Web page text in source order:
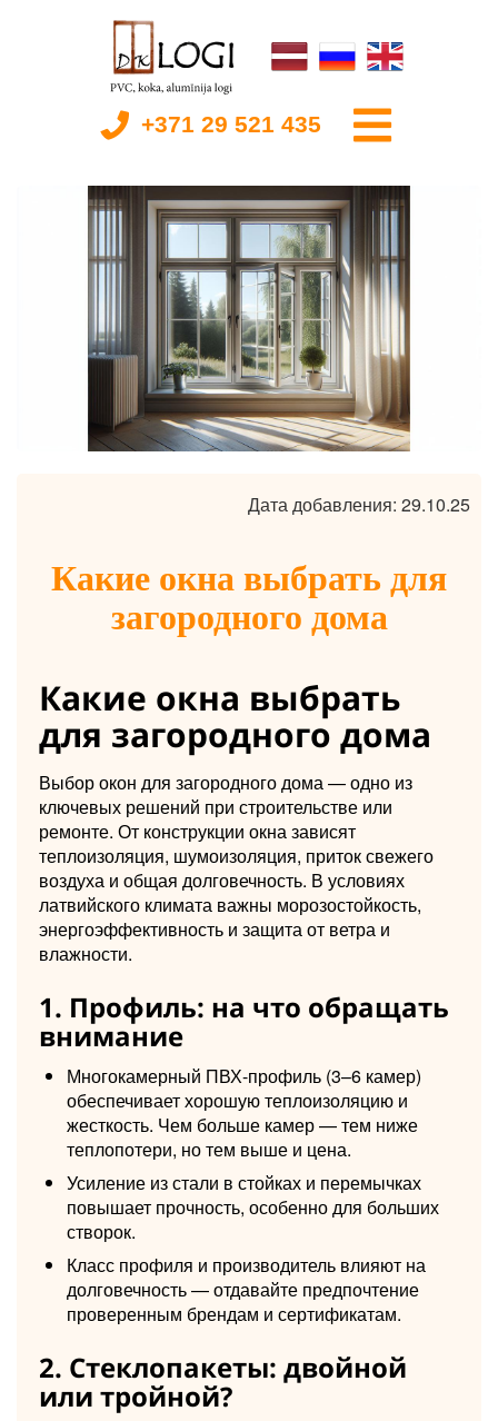
+371 29 521 435
Дата добавления: 29.10.25
Какие окна выбрать для
загородного дома
Какие окна выбрать
для загородного дома
Выбор окон для загородного дома — одно из
ключевых решений при строительстве или
ремонте. От конструкции окна зависят
теплоизоляция, шумоизоляция, приток свежего
воздуха и общая долговечность. В условиях
латвийского климата важны морозостойкость,
энергоэффективность и защита от ветра и
влажности.
1. Профиль: на что обращать
внимание
Многокамерный ПВХ-профиль (3–6 камер)
обеспечивает хорошую теплоизоляцию и
жесткость. Чем больше камер — тем ниже
теплопотери, но тем выше и цена.
Усиление из стали в стойках и перемычках
повышает прочность, особенно для больших
створок.
Класс профиля и производитель влияют на
долговечность — отдавайте предпочтение
проверенным брендам и сертификатам.
2. Стеклопакеты: двойной
или тройной?